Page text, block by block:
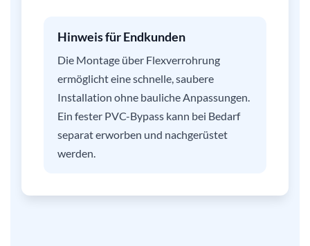
Hinweis für Endkunden
Die Montage über Flexverrohrung
ermöglicht eine schnelle, saubere
Installation ohne bauliche Anpassungen.
Ein fester PVC-Bypass kann bei Bedarf
separat erworben und nachgerüstet
werden.